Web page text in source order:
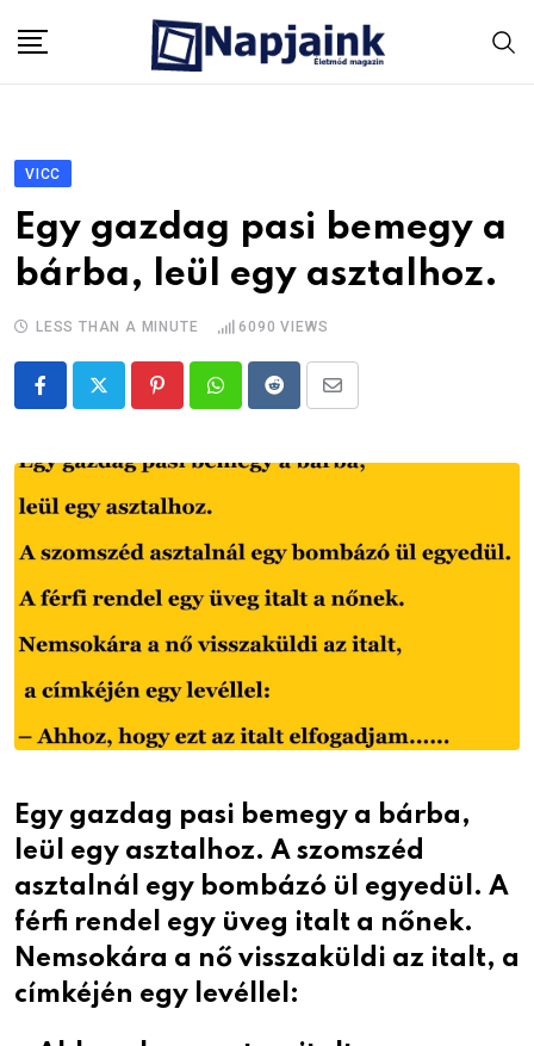
VICC
Egy gazdag pasi bemegy a
bárba, leül egy asztalhoz.
LESS THAN A MINUTE 6090 VIEWS
PinterestWhatsappRedditShare
Email
Egy gazdag pasi bemegy a bárba,
leül egy asztalhoz. A szomszéd
asztalnál egy bombázó ül egyedül. A
férfi rendel egy üveg italt a nőnek.
Nemsokára a nő visszaküldi az italt, a
címkéjén egy levéllel: